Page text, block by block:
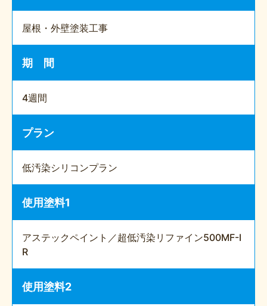
屋根・外壁塗装工事
期 間
4週間
プラン
低汚染シリコンプラン
使用塗料1
アステックペイント／超低汚染リファイン500MF-I
R
使用塗料2